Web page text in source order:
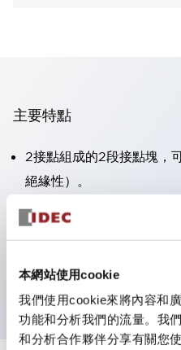
本網站使用cookie
我們使用cookie來將內容和
功能和分析我們的流量。我
和分析合作夥伴分享有關您
主要特點
2接點組成的2段接點塊，
絕緣性）。
面板深度39.9mm（※11
接點塊）。可實現省空間設
防護結構